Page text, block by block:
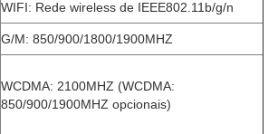
WIFI: Rede wireless de IEEE802.11b/g/n
G/M: 850/900/1800/1900MHZ
WCDMA: 2100MHZ (WCDMA:
850/900/1900MHZ opcionais)